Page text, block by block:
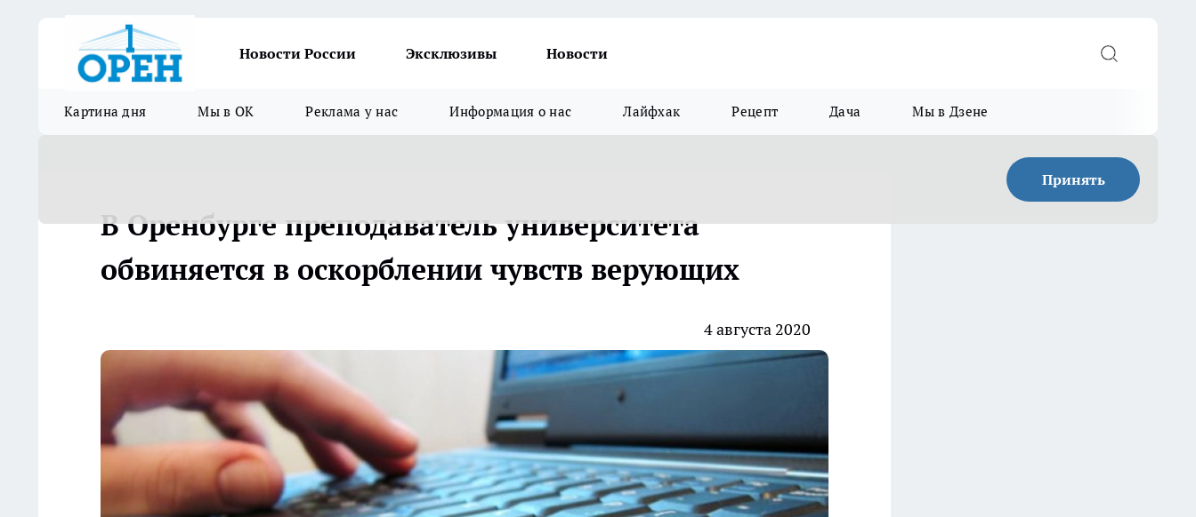
Новости России Эксклюзивы Новости
Картина дня Мы в ОК Реклама у нас Информация о нас Лайфхак Рецепт Дача Мы в Дзене
Принять
В Оренбурге преподаватель университета
обвиняется в оскорблении чувств верующих
4 августа 2020